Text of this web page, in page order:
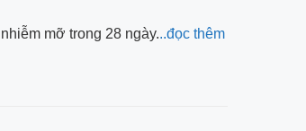
mỡ trong 28 ngày...đọc thêm